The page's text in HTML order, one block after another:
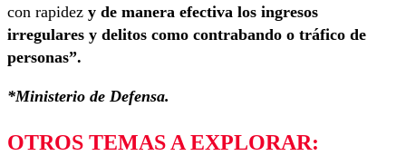
con rapidez y de manera efectiva los ingresos
irregulares y delitos como contrabando o tráfico de
personas”.
*Ministerio de Defensa.
OTROS TEMAS A EXPLORAR: